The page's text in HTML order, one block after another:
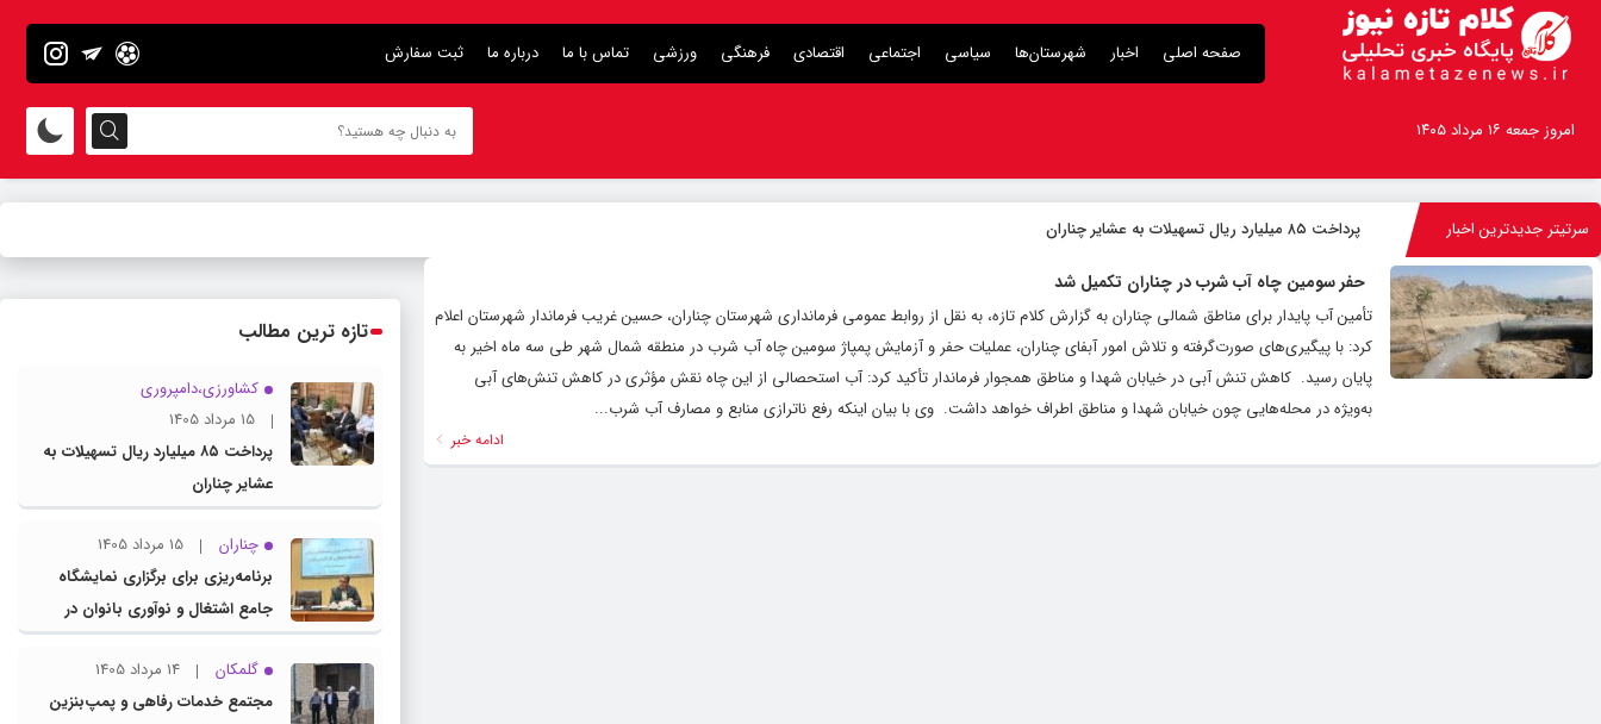
صفحه اصلی اخبار شهرستان‌ها سیاسی اجتماعی اقتصادی فرهنگی ورزشی تماس با ما درباره ما ثبت سفارش
امروز جمعه ۱۶ مرداد ۱۴۰۵
سرتیتر جدیدترین اخبار پرداخت ۸۵ میلیارد ریال تسهیلات به عشایر چناران
حفر سومین چاه آب شرب در چناران تکمیل شد
تأمین آب پایدار برای مناطق شمالی چناران به گزارش کلام تازه، به نقل از روابط عمومی فرمانداری شهرستان چناران، حسین غریب فرماندار شهرستان اعلام
کرد: با پیگیری‌های صورت‌گرفته و تلاش امور آبفای چناران، عملیات حفر و آزمایش پمپاژ سومین چاه آب شرب در منطقه شمال شهر طی سه ماه اخیر به
پایان رسید. ‌ کاهش تنش آبی در خیابان شهدا و مناطق همجوار فرماندار تأکید کرد: آب استحصالی از این چاه نقش مؤثری در کاهش تنش‌های آبی
به‌ویژه در محله‌هایی چون خیابان شهدا و مناطق اطراف خواهد داشت. ‌ وی با بیان اینکه رفع ناترازی منابع و مصارف آب شرب...
ادامه خبر
تازه ترین مطالب
کشاورزی،دامپروری
15 مرداد 1405
پرداخت ۸۵ میلیارد ریال تسهیلات به
عشایر چناران
چناران
15 مرداد 1405
برنامه‌ریزی برای برگزاری نمایشگاه
جامع اشتغال و نوآوری بانوان در
چناران
گلمکان
14 مرداد 1405
مجتمع خدمات رفاهی و پمپ‌بنزین